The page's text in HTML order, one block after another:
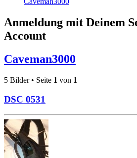
Anmeldung mit Deinem
Account
Caveman3000
5 Bilder • Seite 1 von 1
DSC 0531